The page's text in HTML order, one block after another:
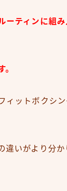
ーティンに組
。
ィットボクシ
いがより分か